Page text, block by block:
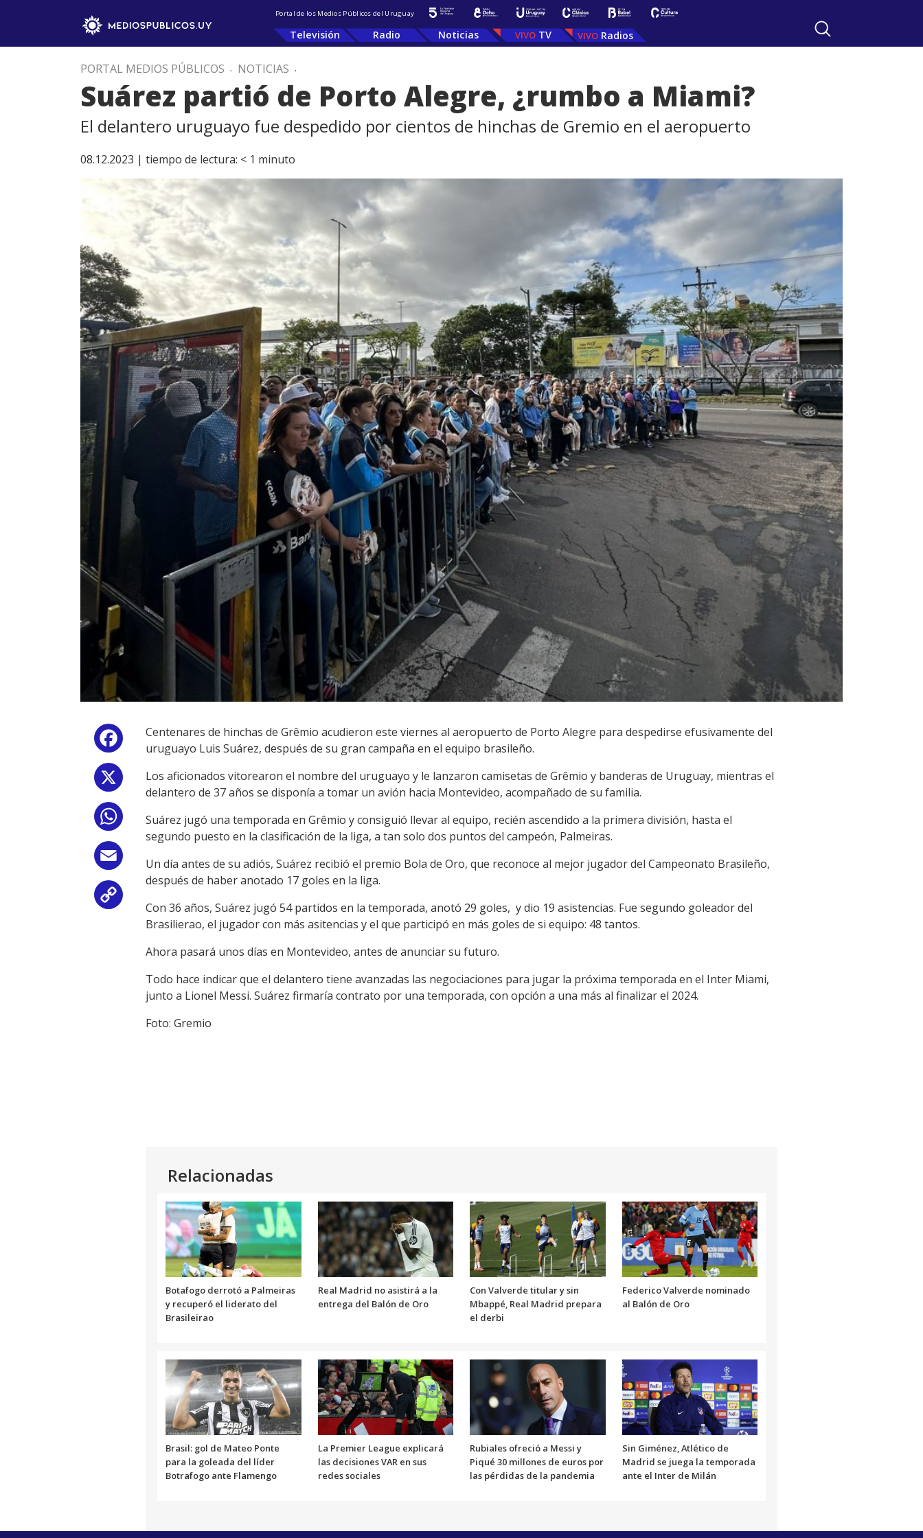
Portal de los Medios Públicos del Uruguay
Televisión Radio Noticias TV Radios
PORTAL MEDIOS PÚBLICOS . NOTICIAS .
Suárez partió de Porto Alegre, ¿rumbo a Miami?
El delantero uruguayo fue despedido por cientos de hinchas de Gremio en el aeropuerto
08.12.2023 | tiempo de lectura: < 1 minuto
Facebook
WhatsApp
Email
Link
Centenares de hinchas de Grêmio acudieron este viernes al aeropuerto de Porto Alegre para despedirse efusivamente del
uruguayo Luis Suárez, después de su gran campaña en el equipo brasileño.
Los aficionados vitorearon el nombre del uruguayo y le lanzaron camisetas de Grêmio y banderas de Uruguay, mientras el
delantero de 37 años se disponía a tomar un avión hacia Montevideo, acompañado de su familia.
Suárez jugó una temporada en Grêmio y consiguió llevar al equipo, recién ascendido a la primera división, hasta el
segundo puesto en la clasificación de la liga, a tan solo dos puntos del campeón, Palmeiras.
Un día antes de su adiós, Suárez recibió el premio Bola de Oro, que reconoce al mejor jugador del Campeonato Brasileño,
después de haber anotado 17 goles en la liga.
Con 36 años, Suárez jugó 54 partidos en la temporada, anotó 29 goles, y dio 19 asistencias. Fue segundo goleador del
Brasilierao, el jugador con más asitencias y el que participó en más goles de si equipo: 48 tantos.
Ahora pasará unos días en Montevideo, antes de anunciar su futuro.
Todo hace indicar que el delantero tiene avanzadas las negociaciones para jugar la próxima temporada en el Inter Miami,
junto a Lionel Messi. Suárez firmaría contrato por una temporada, con opción a una más al finalizar el 2024.
Foto: Gremio
Relacionadas
Botafogo derrotó a Palmeiras
y recuperó el liderato del
Brasileirao
Real Madrid no asistirá a la
entrega del Balón de Oro
Con Valverde titular y sin
Mbappé, Real Madrid prepara
el derbi
Federico Valverde nominado
al Balón de Oro
Brasil: gol de Mateo Ponte
para la goleada del líder
Botrafogo ante Flamengo
La Premier League explicará
las decisiones VAR en sus
redes sociales
Rubiales ofreció a Messi y
Piqué 30 millones de euros por
las pérdidas de la pandemia
Sin Giménez, Atlético de
Madrid se juega la temporada
ante el Inter de Milán